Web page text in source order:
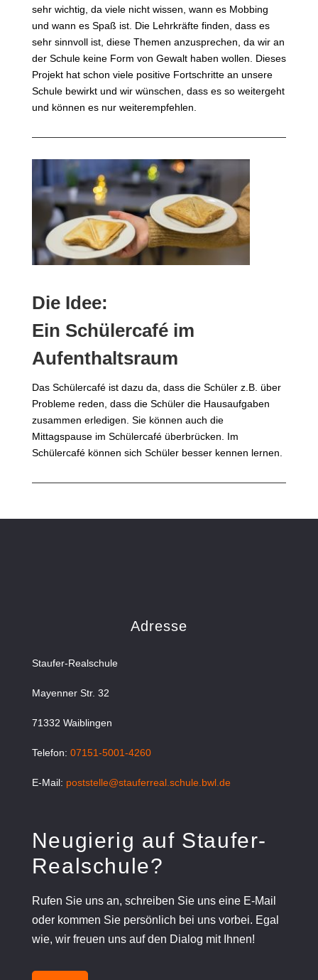
sehr wichtig, da viele nicht wissen, wann es Mobbing
und wann es Spaß ist. Die Lehrkräfte finden, dass es
sehr sinnvoll ist, diese Themen anzusprechen, da wir an
der Schule keine Form von Gewalt haben wollen. Dieses
Projekt hat schon viele positive Fortschritte an unsere
Schule bewirkt und wir wünschen, dass es so weitergeht
und können es nur weiterempfehlen.
Die Idee:
Ein Schülercafé im
Aufenthaltsraum
Das Schülercafé ist dazu da, dass die Schüler z.B. über
Probleme reden, dass die Schüler die Hausaufgaben
zusammen erledigen. Sie können auch die
Mittagspause im Schülercafé überbrücken. Im
Schülercafé können sich Schüler besser kennen lernen.
Adresse
Staufer-Realschule
Mayenner Str. 32
71332 Waiblingen
Telefon: 07151-5001-4260
E-Mail: poststelle@stauferreal.schule.bwl.de
Neugierig auf Staufer-
Realschule?
Rufen Sie uns an, schreiben Sie uns eine E-Mail
oder kommen Sie persönlich bei uns vorbei. Egal
wie, wir freuen uns auf den Dialog mit Ihnen!